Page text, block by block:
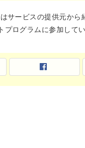
はサービスの提供元から
プログラムに参加してい